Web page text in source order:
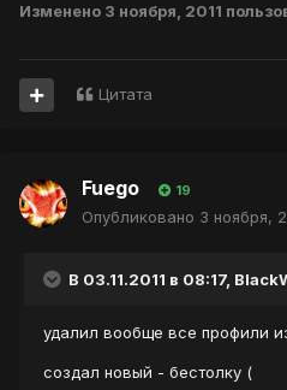
Изменено 3 ноября, 2011
Цитата
Fuego 19
Опубликовано 3 ноября,
В 03.11.2011 в 08:17,
удалил вообще все профили
создал новый - бестолку (